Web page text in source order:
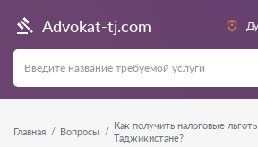
Advokat-tj.com
Главная Вопросы
Как получить налоговые
Таджикистане?